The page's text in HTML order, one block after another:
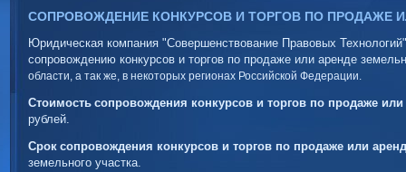
СОПРОВОЖДЕНИЕ КОНКУРСОВ И ТОРГОВ ПО ПРОДАЖЕ
Юридическая компания "Совершенствование Правовых
сопровождению конкурсов и торгов по продаже или аренде
области, а так же, в некоторых регионах Российской Федерации.
Стоимость сопровождения конкурсов и торгов по продаже или
рублей.
Срок сопровождения конкурсов и торгов по продаже или
земельного участка.